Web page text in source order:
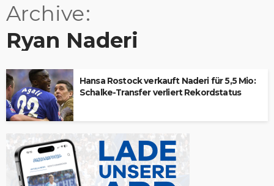
Archive
Ryan Naderi
Hansa Rostock verkauft Naderi für 5,5 Mio:
Schalke-Transfer verliert Rekordstatus